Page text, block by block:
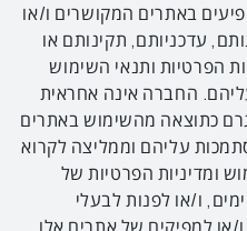
באתרים המקושרים ו/או
עדכניותם, תקינותם או
הפרטיות ותנאי השימוש
החברה אינה אחראית
כתוצאה מהשימוש באתרים
עליהם וממליצה לקרוא
ומדיניות הפרטיות של
ו/או לפנות לבעלי